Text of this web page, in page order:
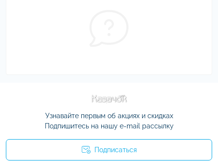
Узнавайте первым об акциях и скидках
Подпишитесь на нашу e-mail рассылку
Подписаться